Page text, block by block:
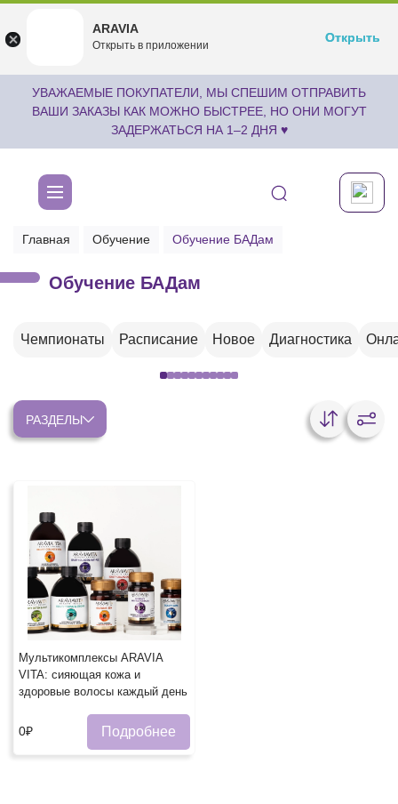
undefined
Бесплатноru.aravia.new
Открыть
УВАЖАЕМЫЕ ПОКУПАТЕЛИ, МЫ СПЕШИМ ОТПРАВИТЬ
ВАШИ ЗАКАЗЫ КАК МОЖНО БЫСТРЕЕ, НО ОНИ МОГУТ
ЗАДЕРЖАТЬСЯ НА 1–2 ДНЯ ♥
Главная Обучение Обучение БАДам
Обучение БАДам
Чемпионаты Расписание Новое Диагностика
РАЗДЕЛЫ
Мультикомплексы ARAVIA
VITA: сияющая кожа и
здоровые волосы каждый день
0₽ Подробнее
ARAVIA
Открыть в приложении
Открыть